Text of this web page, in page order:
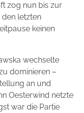
zog nun bis zur
den letzten
keinen
wechselte
dominieren –
an und
Oesterwind netzte
war die Partie